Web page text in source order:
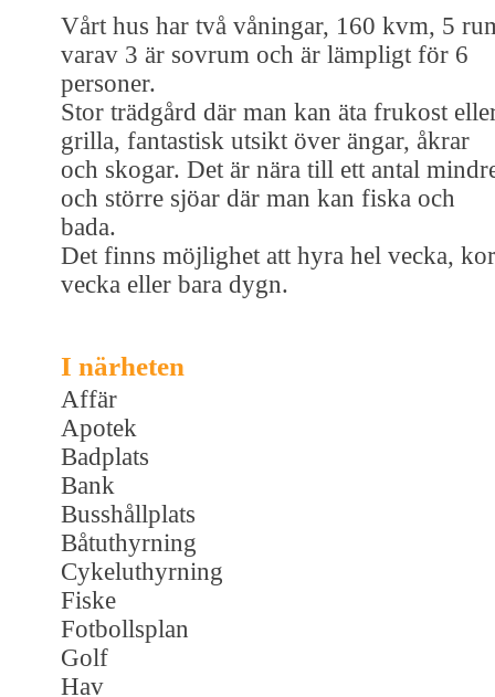
Vårt hus har två våningar, 160 kvm, 5
varav 3 är sovrum och är lämpligt för 6
personer.
Stor trädgård där man kan äta frukost
grilla, fantastisk utsikt över ängar, åkrar
och skogar. Det är nära till ett antal
och större sjöar där man kan fiska och
bada.
Det finns möjlighet att hyra hel vecka,
vecka eller bara dygn.
I närheten
Affär
Apotek
Badplats
Bank
Busshållplats
Båtuthyrning
Cykeluthyrning
Fiske
Fotbollsplan
Golf
Hav